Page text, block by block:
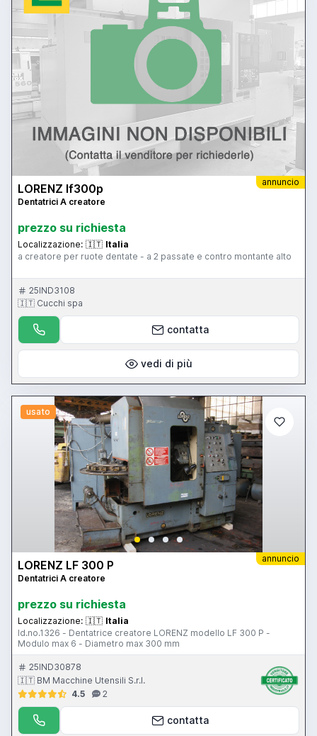
annuncio
LORENZ lf300p
Dentatrici A creatore
prezzo su richiesta
Localizzazione: 🇮🇹 Italia
a creatore per ruote dentate - a 2 passate e contro montante alto
25IND3108
🇮🇹 Cucchi spa
contatta
vedi di più
usato
annuncio
LORENZ LF 300 P
Dentatrici A creatore
prezzo su richiesta
Localizzazione: 🇮🇹 Italia
Id.no.1326 - Dentatrice creatore LORENZ modello LF 300 P -
Modulo max 6 - Diametro max 300 mm
25IND30878
🇮🇹 BM Macchine Utensili S.r.l.
4.5
2
contatta